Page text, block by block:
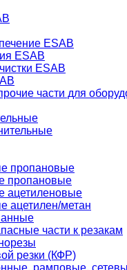
ESAB
ESAB
ESAB
части для
пропановые
пропановые
ацетиленовые
ацетилен/метан
части к резакам
резки (КФР)
рамповые,